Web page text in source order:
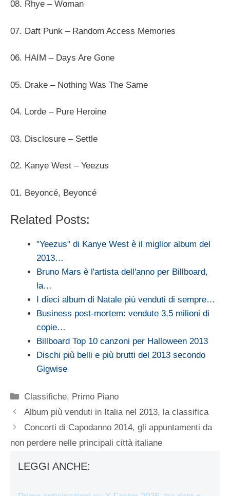
08. Rhye – Woman
07. Daft Punk – Random Access Memories
06. HAIM – Days Are Gone
05. Drake – Nothing Was The Same
04. Lorde – Pure Heroine
03. Disclosure – Settle
02. Kanye West – Yeezus
01. Beyoncé, Beyoncé
Related Posts:
"Yeezus" di Kanye West è il miglior album del
2013…
Bruno Mars è l'artista dell'anno per Billboard,
la…
I dieci album di Natale più venduti di sempre…
Business post-mortem: vendute 3,5 milioni di
copie…
Billboard Top 10 canzoni per Halloween 2013
Dischi più belli e più brutti del 2013 secondo
Gigwise
Categorie
Classifiche, Primo Piano
Album più venduti in Italia nel 2013, la classifica
Concerti di Capodanno 2014, gli appuntamenti da
non perdere nelle principali città italiane
LEGGI ANCHE: